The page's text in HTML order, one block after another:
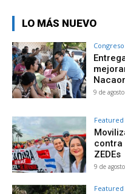
LO MÁS NUEVO
9 de
Featured
contra
ZEDEs
9 de
Featured